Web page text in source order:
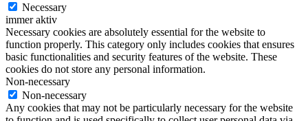
Necessary
immer aktiv
Necessary cookies are absolutely essential for the website to
function properly. This category only includes cookies that ensures
basic functionalities and security features of the website. These
cookies do not store any personal information.
Non-necessary
Non-necessary
Any cookies that may not be particularly necessary for the website